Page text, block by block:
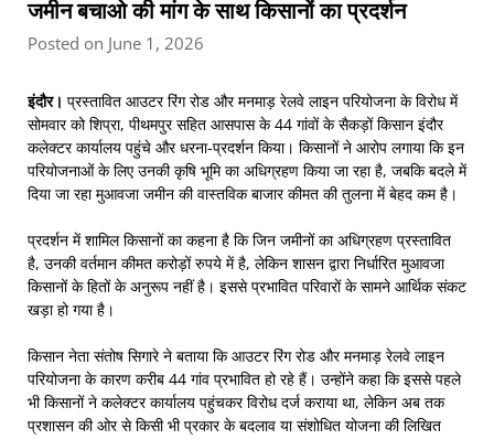
जमीन बचाओ की मांग के साथ किसानों का प्रदर्शन
Posted on June 1, 2026
इंदौर। प्रस्तावित आउटर रिंग रोड और मनमाड़ रेलवे लाइन परियोजना के विरोध में
सोमवार को शिप्रा, पीथमपुर सहित आसपास के 44 गांवों के सैकड़ों किसान इंदौर
कलेक्टर कार्यालय पहुंचे और धरना-प्रदर्शन किया। किसानों ने आरोप लगाया कि इन
परियोजनाओं के लिए उनकी कृषि भूमि का अधिग्रहण किया जा रहा है, जबकि बदले में
दिया जा रहा मुआवजा जमीन की वास्तविक बाजार कीमत की तुलना में बेहद कम है।
प्रदर्शन में शामिल किसानों का कहना है कि जिन जमीनों का अधिग्रहण प्रस्तावित
है, उनकी वर्तमान कीमत करोड़ों रुपये में है, लेकिन शासन द्वारा निर्धारित मुआवजा
किसानों के हितों के अनुरूप नहीं है। इससे प्रभावित परिवारों के सामने आर्थिक संकट
खड़ा हो गया है।
किसान नेता संतोष सिगारे ने बताया कि आउटर रिंग रोड और मनमाड़ रेलवे लाइन
परियोजना के कारण करीब 44 गांव प्रभावित हो रहे हैं। उन्होंने कहा कि इससे पहले
भी किसानों ने कलेक्टर कार्यालय पहुंचकर विरोध दर्ज कराया था, लेकिन अब तक
प्रशासन की ओर से किसी भी प्रकार के बदलाव या संशोधित योजना की लिखित